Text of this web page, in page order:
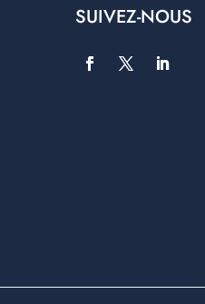
SUIVEZ-NOUS